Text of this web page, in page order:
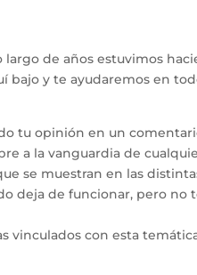
de años estuvimos
bajo y te ayudaremos en
tu opinión en un
a la vanguardia de
se muestran en las
deja de funcionar, pero no
vinculados con esta